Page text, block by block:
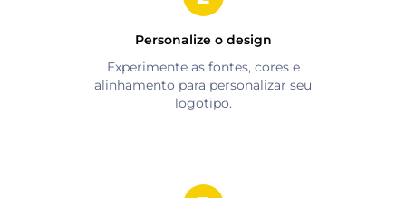
Personalize o design
Experimente as fontes, cores e
alinhamento para personalizar seu
logotipo.